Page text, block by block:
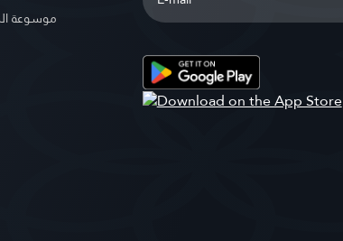
موسوعة